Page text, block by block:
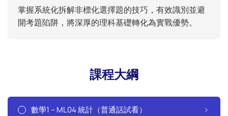
掌握系統化拆解非標化選擇題的技巧，有效識別並避
開考題陷阱，將深厚的理科基礎轉化為實戰優勢。
課程大綱
數學1 – ML04 統計（普通話試看）